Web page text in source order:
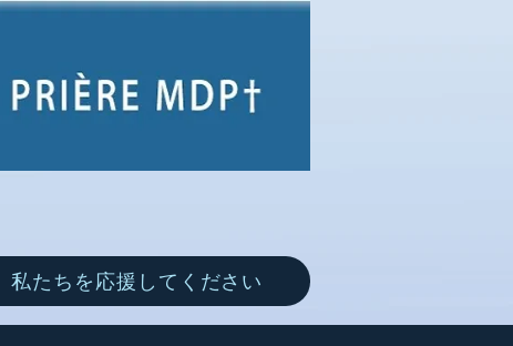
私たちを応援してください